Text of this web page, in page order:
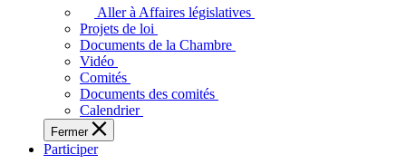
adopte
touchent
des
Ontariennes
et
Aller à Affaires législatives
Projets de loi
Documents de la Chambre
Vidéo
Comités
Documents des comités
Calendrier
Fermer
Participer